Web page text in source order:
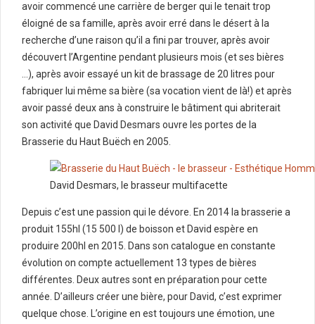
avoir commencé une carrière de berger qui le tenait trop
éloigné de sa famille, après avoir erré dans le désert à la
recherche d’une raison qu’il a fini par trouver, après avoir
découvert l’Argentine pendant plusieurs mois (et ses bières
…), après avoir essayé un kit de brassage de 20 litres pour
fabriquer lui même sa bière (sa vocation vient de là!) et après
avoir passé deux ans à construire le bâtiment qui abriterait
son activité que David Desmars ouvre les portes de la
Brasserie du Haut Buëch en 2005.
David Desmars, le brasseur multifacette
Depuis c’est une passion qui le dévore. En 2014 la brasserie a
produit 155hl (15 500 l) de boisson et David espère en
produire 200hl en 2015. Dans son catalogue en constante
évolution on compte actuellement 13 types de bières
différentes. Deux autres sont en préparation pour cette
année. D’ailleurs créer une bière, pour David, c’est exprimer
quelque chose. L’origine en est toujours une émotion, une